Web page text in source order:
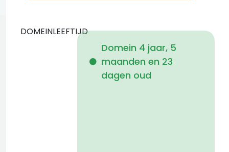
DOMEINLEEFTIJD
Domein 4 jaar, 5
maanden en 23
dagen oud